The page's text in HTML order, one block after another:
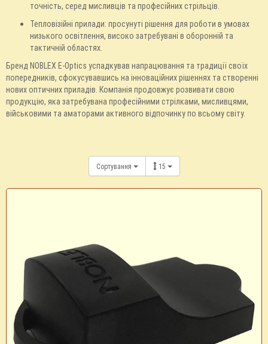
точність, серед мисливців та професійних стрільців.
Тепловізійні прилади: просунуті рішення для роботи в умовах
низького освітлення, високо затребувані в оборонній та
тактичній областях.
Бренд NOBLEX E-Optics успадкував напрацювання та традиції своїх
попередників, сфокусувавшись на інноваційних рішеннях та створенні
нових оптичних приладів. Компанія продовжує розвивати свою
продукцію, яка затребувана професійними стрілками, мисливцями,
військовими та аматорами активного відпочинку по всьому світу.
Сортування 15